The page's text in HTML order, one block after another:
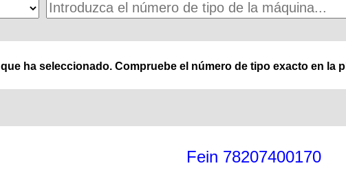
ha seleccionado. Compruebe el número de tipo exacto en
Fein 78207400170